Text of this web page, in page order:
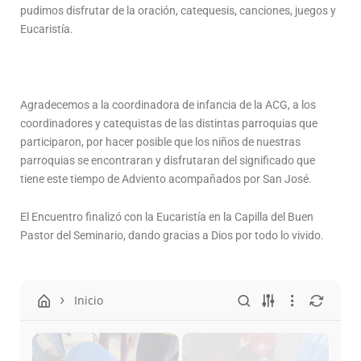
pudimos disfrutar de la oración, catequesis, canciones, juegos y
Eucaristía.
Agradecemos a la coordinadora de infancia de la ACG, a los
coordinadores y catequistas de las distintas parroquias que
participaron, por hacer posible que los niños de nuestras
parroquias se encontraran y disfrutaran del significado que
tiene este tiempo de Adviento acompañados por San José.
El Encuentro finalizó con la Eucaristía en la Capilla del Buen
Pastor del Seminario, dando gracias a Dios por todo lo vivido.
Inicio